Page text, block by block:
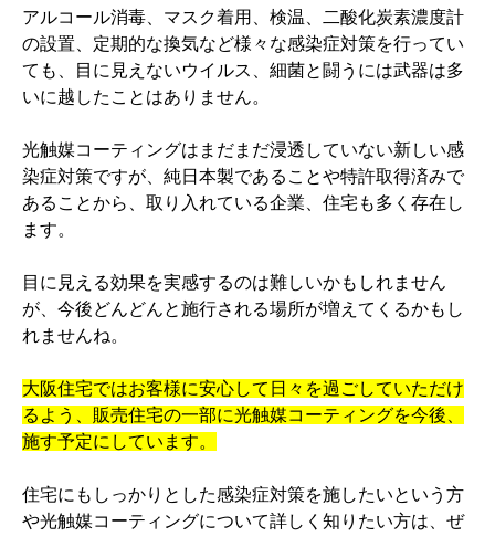
アルコール消毒、マスク着用、検温、二酸化炭素濃度計
の設置、定期的な換気など様々な感染症対策を行ってい
ても、目に見えないウイルス、細菌と闘うには武器は多
いに越したことはありません。
光触媒コーティングはまだまだ浸透していない新しい感
染症対策ですが、純日本製であることや特許取得済みで
あることから、取り入れている企業、住宅も多く存在し
ます。
目に見える効果を実感するのは難しいかもしれません
が、今後どんどんと施行される場所が増えてくるかもし
れませんね。
大阪住宅ではお客様に安心して日々を過ごしていただけ
るよう、販売住宅の一部に光触媒コーティングを今後、
施す予定にしています。
住宅にもしっかりとした感染症対策を施したいという方
や光触媒コーティングについて詳しく知りたい方は、ぜ